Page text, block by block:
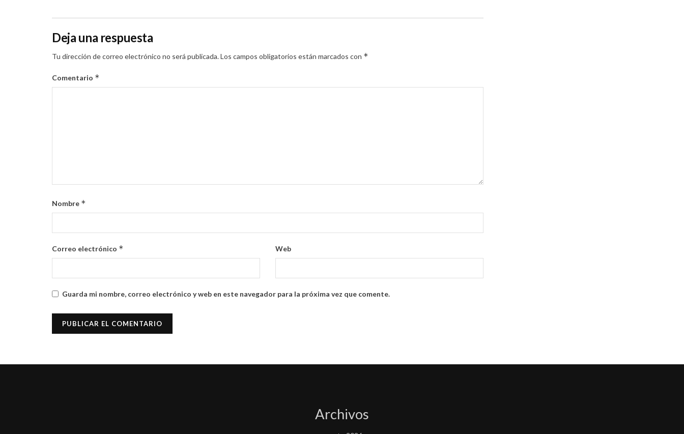
Deja una respuesta
Tu dirección de correo electrónico no será publicada.Los campos obligatorios están marcados con *
Comentario *
Nombre *
Correo electrónico * Web
Guarda mi nombre, correo electrónico y web en este navegador para la próxima vez que comente.
Archivos